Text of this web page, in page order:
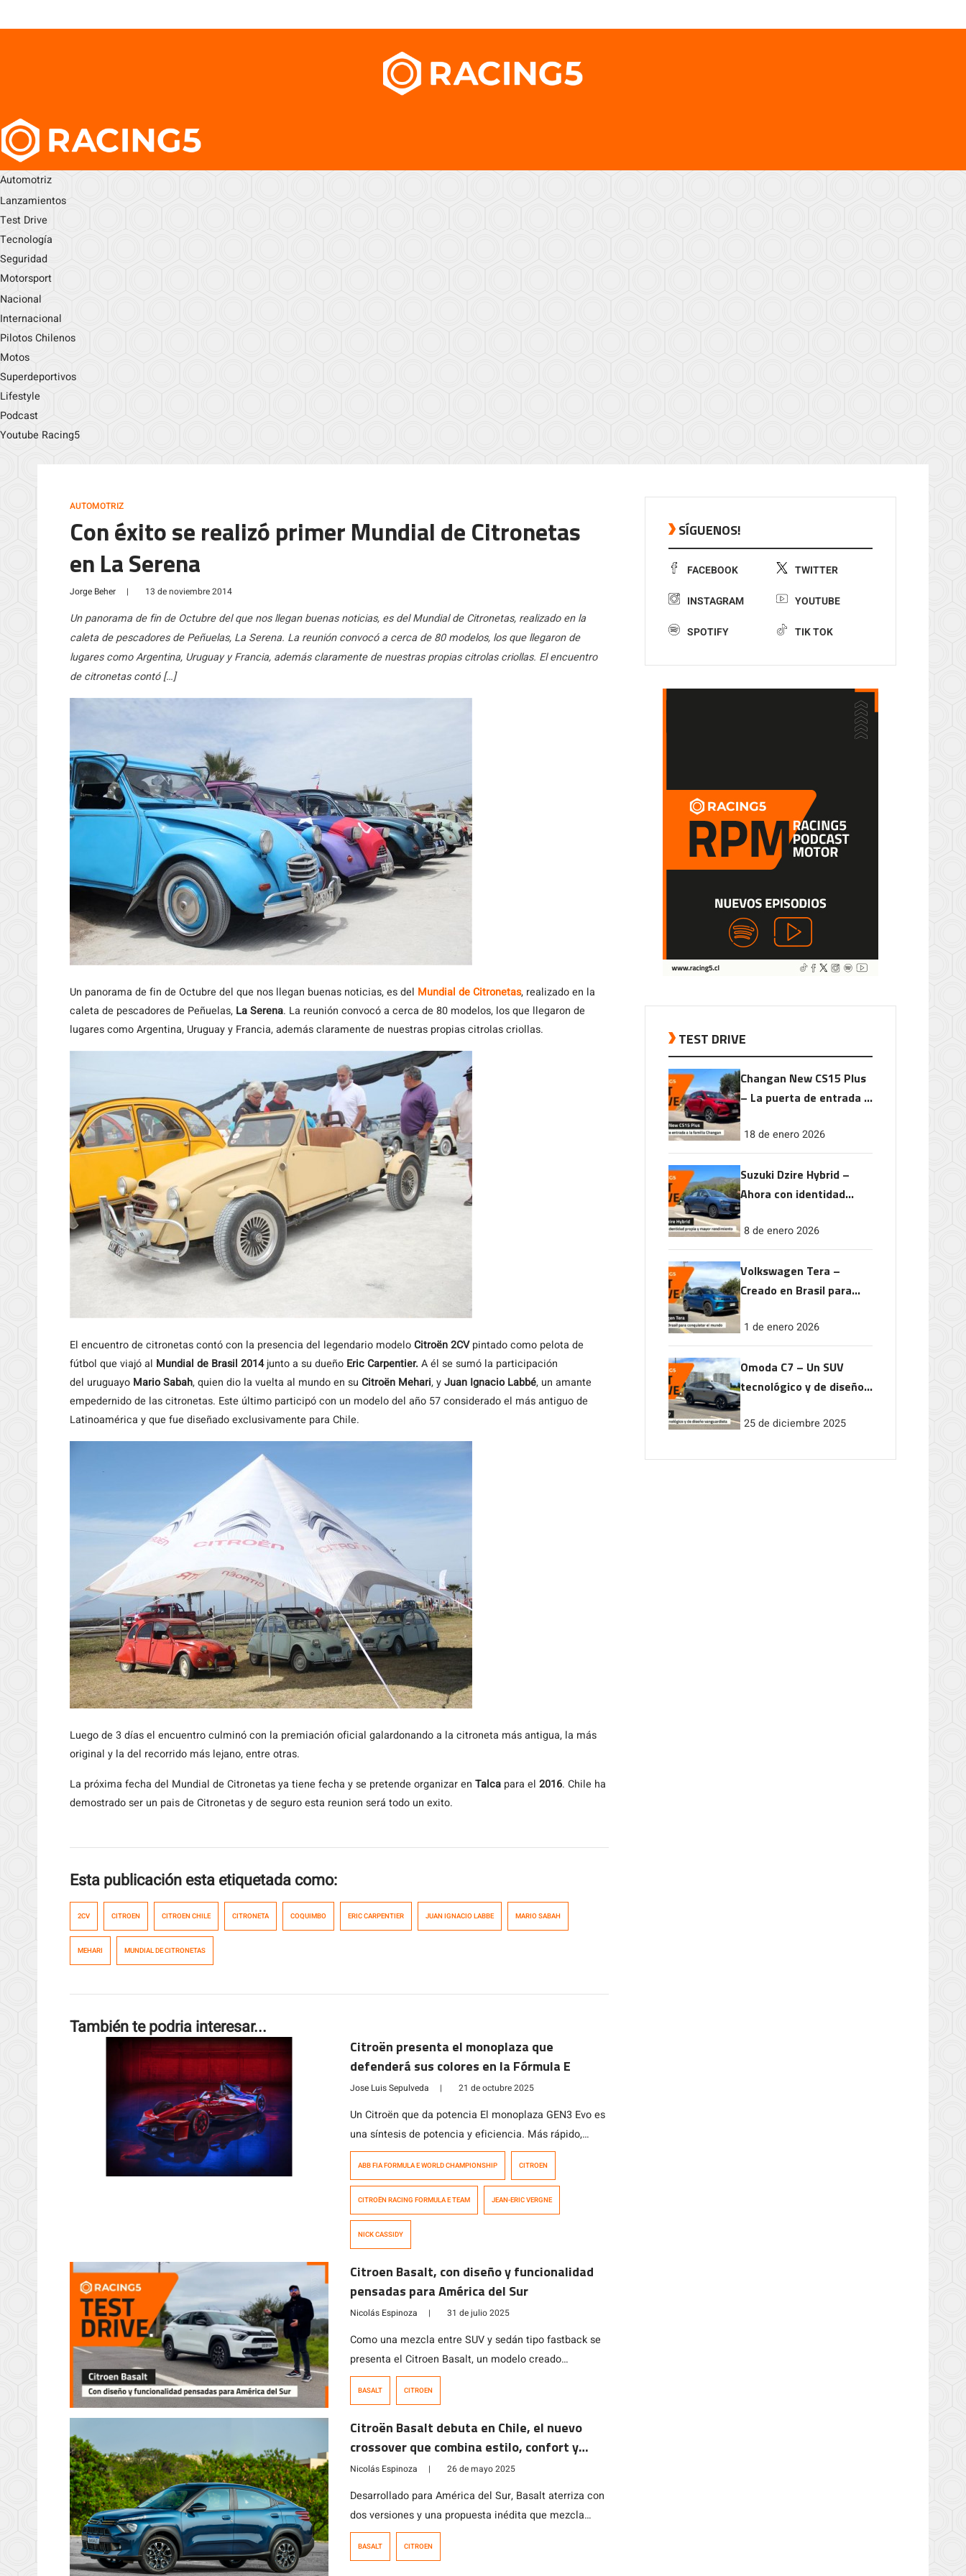
Automotriz
Lanzamientos
Test Drive
Tecnología
Seguridad
Motorsport
Nacional
Internacional
Pilotos Chilenos
Motos
Superdeportivos
Lifestyle
Podcast
Youtube Racing5
AUTOMOTRIZ
Con éxito se realizó primer Mundial de Citronetas
en La Serena
Jorge Beher | 13 de noviembre 2014
Un panorama de fin de Octubre del que nos llegan buenas noticias, es del Mundial de Citronetas, realizado en la
caleta de pescadores de Peñuelas, La Serena. La reunión convocó a cerca de 80 modelos, los que llegaron de
lugares como Argentina, Uruguay y Francia, además claramente de nuestras propias citrolas criollas. El encuentro
de citronetas contó […]
Un panorama de fin de Octubre del que nos llegan buenas noticias, es del Mundial de Citronetas, realizado en la
caleta de pescadores de Peñuelas, La Serena. La reunión convocó a cerca de 80 modelos, los que llegaron de
lugares como Argentina, Uruguay y Francia, además claramente de nuestras propias citrolas criollas.
El encuentro de citronetas contó con la presencia del legendario modeloCitroën 2CVpintado como pelota de
fútbol que viajó al Mundial de Brasil 2014junto a su dueño Eric Carpentier. A él se sumó la participación
del uruguayo Mario Sabah, quien dio la vuelta al mundo en su Citroën Mehari, yJuan Ignacio Labbé, un amante
empedernido de las citronetas. Este último participó con un modelo del año 57 considerado el más antiguo de
Latinoamérica y que fue diseñado exclusivamente para Chile.
Luego de 3 días el encuentro culminó con la premiación oficial galardonando a la citroneta más antigua, la más
original y la del recorrido más lejano, entre otras.
La próxima fecha del Mundial de Citronetas ya tiene fecha y se pretende organizar en Talca para el 2016. Chile ha
demostrado ser un pais de Citronetas y de seguro esta reunion será todo un exito.
Esta publicación esta etiquetada como:
2CV CITROEN CITROEN CHILE CITRONETA COQUIMBO ERIC CARPENTIER JUAN IGNACIO LABBE MARIO SABAH
MEHARI MUNDIAL DE CITRONETAS
También te podria interesar...
Citroën presenta el monoplaza que
defenderá sus colores en la Fórmula E
Jose Luis Sepulveda | 21 de octubre 2025
Un Citroën que da potencia El monoplaza GEN3 Evo es
una síntesis de potencia y eficiencia. Más rápido,
ligero y eficiente que nunca, este coche encarna la
cuenta. Su chasis es ultraligero y rígido. Desarrollado
sobre la base del chasis […]
ABB FIA FORMULA E WORLD CHAMPIONSHIP CITROEN
CITROËN RACING FORMULA E TEAM JEAN-ERIC VERGNE
NICK CASSIDY
Citroen Basalt, con diseño y funcionalidad
pensadas para América del Sur
Nicolás Espinoza | 31 de julio 2025
Como una mezcla entre SUV y sedán tipo fastback se
presenta el Citroen Basalt, un modelo creado
especialmente para el mercado de Sudamérica con
coupantes y mantener una capacidad de carga de 490
litros en su […]
BASALT CITROEN
Citroën Basalt debuta en Chile, el nuevo
crossover que combina estilo, confort y
espacio
Nicolás Espinoza | 26 de mayo 2025
Desarrollado para América del Sur, Basalt aterriza con
dos versiones y una propuesta inédita que mezcla
diseño y funcionalidad.
BASALT CITROEN
SÍGUENOS!
FACEBOOK TWITTER
INSTAGRAM YOUTUBE
SPOTIFY TIK TOK
TEST DRIVE
Changan New CS15 Plus
– La puerta de entrada a
18 de enero 2026
Suzuki Dzire Hybrid –
Ahora con identidad
rendimiento
8 de enero 2026
Volkswagen Tera –
Creado en Brasil para
1 de enero 2026
Omoda C7 – Un SUV
tecnológico y de diseño
25 de diciembre 2025